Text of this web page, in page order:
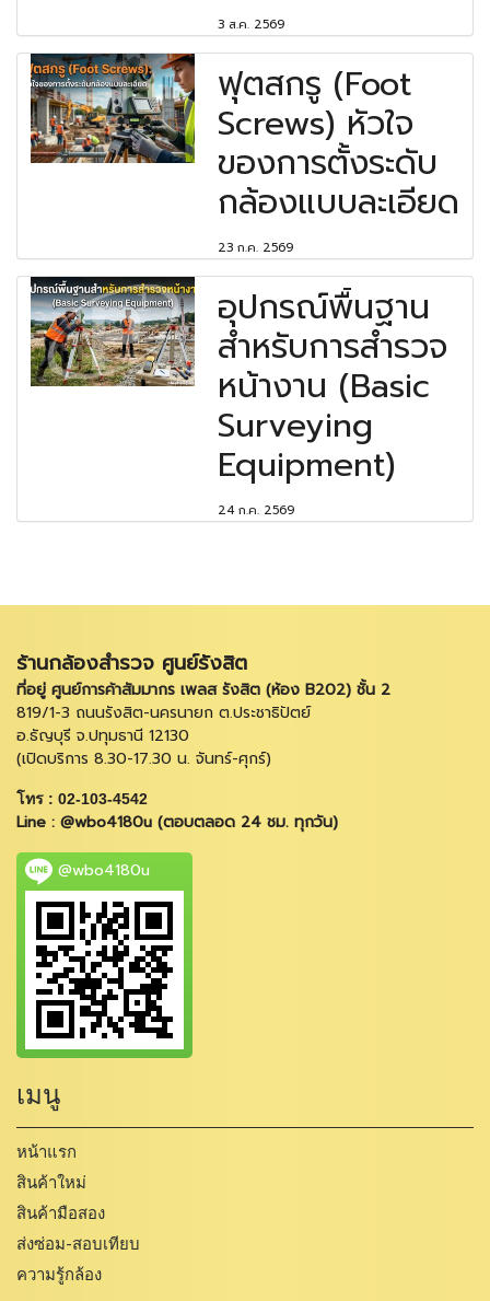
3 ส.ค. 2569
ฟุตสกรู (Foot
Screws) หัวใจ
ของการตั้งระดับ
กล้องแบบละเอียด
23 ก.ค. 2569
อุปกรณ์พื้นฐาน
สำหรับการสำรวจ
หน้างาน (Basic
Surveying
Equipment)
24 ก.ค. 2569
ร้านกล้องสำรวจ ศูนย์รังสิต
ที่อยู่ ศูนย์การค้าสัมมากร เพลส รังสิต (ห้อง B202) ชั้น 2
819/1-3 ถนนรังสิต-นครนายก ต.ประชาธิปัตย์
อ.ธัญบุรี จ.ปทุมธานี 12130
(เปิดบริการ 8.30-17.30 น. จันทร์-ศุกร์)
โทร : 02-103-4542
Line : @wbo4180u (ตอบตลอด 24 ชม. ทุกวัน)
@wbo4180u
เมนู
หน้าแรก
สินค้าใหม่
สินค้ามือสอง
ส่งซ่อม-สอบเทียบ
ความรู้กล้อง